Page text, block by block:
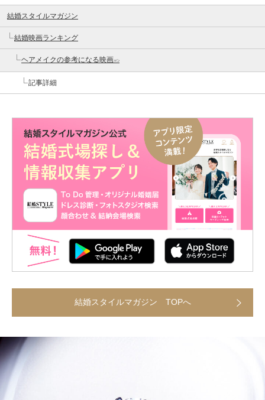
結婚スタイルマガジン
結婚映画ランキング
ヘアメイクの参考になる映画10
記事詳細
結婚スタイルマガジン TOPへ